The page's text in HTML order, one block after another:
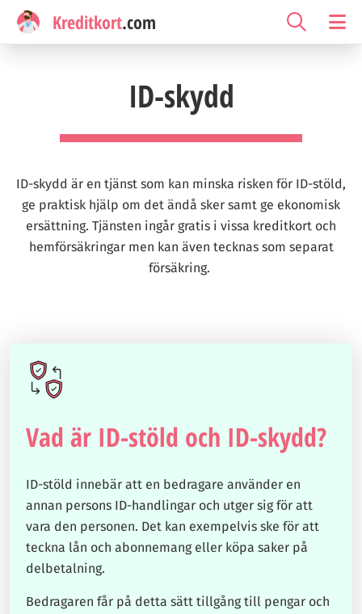
Kreditkort.com
ID-skydd
ID-skydd är en tjänst som kan minska risken för ID-stöld,
ge praktisk hjälp om det ändå sker samt ge ekonomisk
ersättning. Tjänsten ingår gratis i vissa kreditkort och
hemförsäkringar men kan även tecknas som separat
försäkring.
Vad är ID-stöld och ID-skydd?
ID-stöld innebär att en bedragare använder en
annan persons ID-handlingar och utger sig för att
vara den personen. Det kan exempelvis ske för att
teckna lån och abonnemang eller köpa saker på
delbetalning.
Bedragaren får på detta sätt tillgång till pengar och